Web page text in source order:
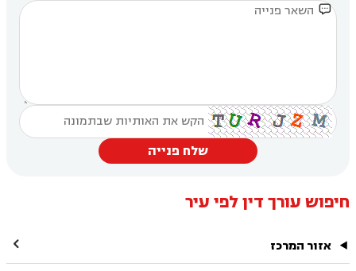

שלח פנייה
חיפוש עורך דין לפי עיר
אזור המרכז 